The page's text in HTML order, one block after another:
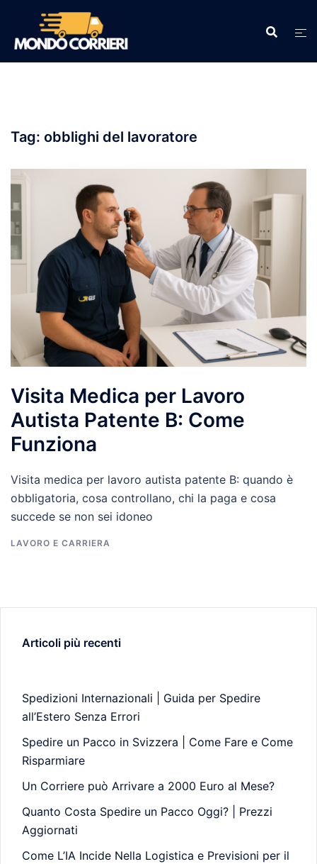
contenuto
Tag: obblighi del lavoratore
Visita Medica per Lavoro
Autista Patente B: Come
Funziona
Visita medica per lavoro autista patente B: quando è
obbligatoria, cosa controllano, chi la paga e cosa
succede se non sei idoneo
LAVORO E CARRIERA
Articoli più recenti
Spedizioni Internazionali | Guida per Spedire
all’Estero Senza Errori
Spedire un Pacco in Svizzera | Come Fare e Come
Risparmiare
Un Corriere può Arrivare a 2000 Euro al Mese?
Quanto Costa Spedire un Pacco Oggi? | Prezzi
Aggiornati
Come L’IA Incide Nella Logistica e Previsioni per il